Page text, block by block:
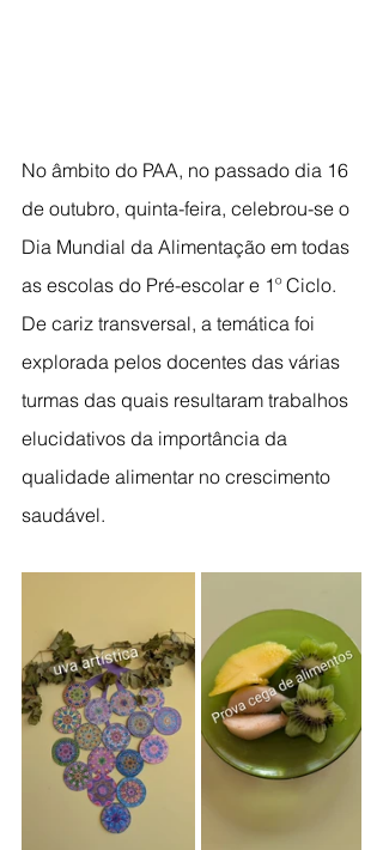
No âmbito do PAA, no passado dia 16
de outubro, quinta-feira, celebrou-se o
Dia Mundial da Alimentação em todas
as escolas do Pré-escolar e 1º Ciclo.
De cariz transversal, a temática foi
explorada pelos docentes das várias
turmas das quais resultaram trabalhos
elucidativos da importância da
qualidade alimentar no crescimento
saudável.